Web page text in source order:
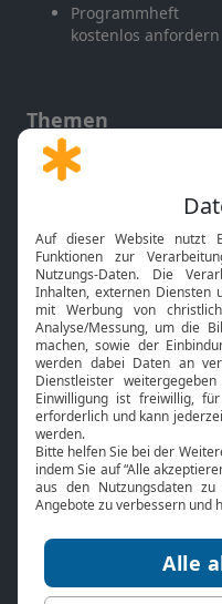
Programmheft
kostenlos anfordern
Themen
Gott und Bibel erklärt
Neuigkeiten
Bibel TV
Über uns
Jobs
Mediadaten